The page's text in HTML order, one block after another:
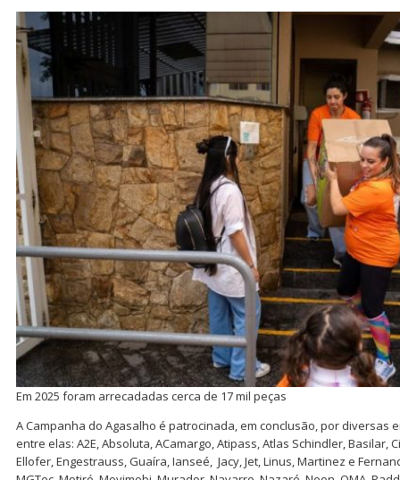
Em 2025 foram arrecadadas cerca de 17 mil peças
A Campanha do Agasalho é patrocinada, em conclusão, por diversas
entre elas: A2E, Absoluta, ACamargo, Atipass, Atlas Schindler, Basilar,
Ellofer, Engestrauss, Guaíra, Ianseé, Jacy, Jet, Linus, Martinez e